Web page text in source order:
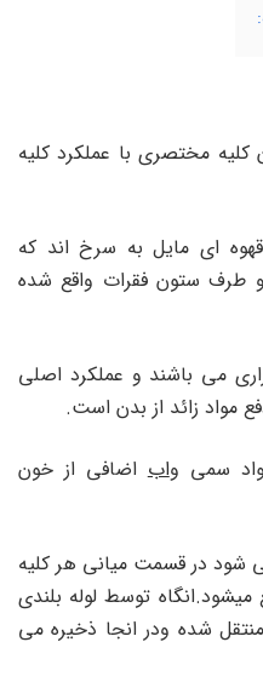
مختصری با عملکرد کلیه
ای مایل به سرخ اند که
طرف ستون فقرات واقع شده
می باشند و عملکرد اصلی
مواد زائد از بدن است.
سمی واباضافی از خون
شود در قسمت میانی هر کلیه
توسط لوله بلندی
شده ودر انجا ذخیره می